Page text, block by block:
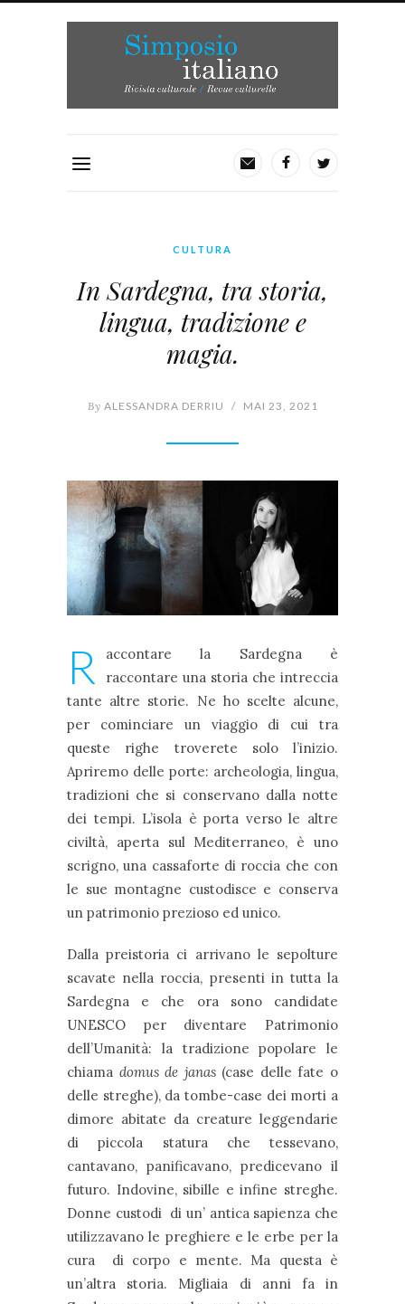
CULTURA
In Sardegna, tra storia,
lingua, tradizione e
magia.
By ALESSANDRA DERRIU / MAI 23, 2021
R
accontare la Sardegna è
raccontare una storia che intreccia
tante altre storie. Ne ho scelte alcune,
per cominciare un viaggio di cui tra
queste righe troverete solo l’inizio.
Apriremo delle porte: archeologia, lingua,
tradizioni che si conservano dalla notte
dei tempi. L’isola è porta verso le altre
civiltà, aperta sul Mediterraneo, è uno
scrigno, una cassaforte di roccia che con
le sue montagne custodisce e conserva
un patrimonio prezioso ed unico.
Dalla preistoria ci arrivano le sepolture
scavate nella roccia, presenti in tutta la
Sardegna e che ora sono candidate
UNESCO per diventare Patrimonio
dell’Umanità: la tradizione popolare le
chiama domus de janas(case delle fate o
delle streghe), da tombe-case dei morti a
dimore abitate da creature leggendarie
di piccola statura che tessevano,
cantavano, panificavano, predicevano il
futuro. Indovine, sibille e infine streghe.
Donne custodi di un’ antica sapienza che
utilizzavano le preghiere e le erbe per la
cura di corpo e mente. Ma questa è
un’altra storia. Migliaia di anni fa in